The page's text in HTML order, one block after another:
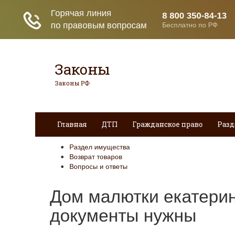
Законы
Законы РФ
Главная ДТП Гражданское право
Раздел имущества
Возврат товаров
Вопросы и ответы
Дом малютки
документы нужны